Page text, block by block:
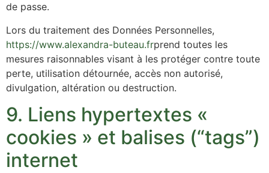
de passe.
Lors du traitement des Données Personnelles,
https://www.alexandra-buteau.frprend toutes les
mesures raisonnables visant à les protéger contre toute
perte, utilisation détournée, accès non autorisé,
divulgation, altération ou destruction.
9. Liens hypertextes «
cookies » et balises (“tags”)
internet